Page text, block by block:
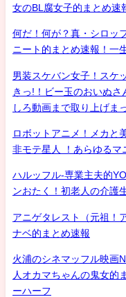
女のBL腐女子的まとめ速
何だ！何が？真・シロ
ニート的まとめ速報！一
男装スケバン女子！スケ
きっ!！ビー玉のおいぬ
しろ動画まで取り上げま
ロボットアニメ！メカと
非モテ星人 ！あらゆるマ
ハルッフル-専業主夫的
ンおたく！初老人の介護
アニゲタレスト（元祖！
ナベ的まとめ速報
火浦のシネマッフル映画
人オカマちゃんの鬼女的
ーハーフ